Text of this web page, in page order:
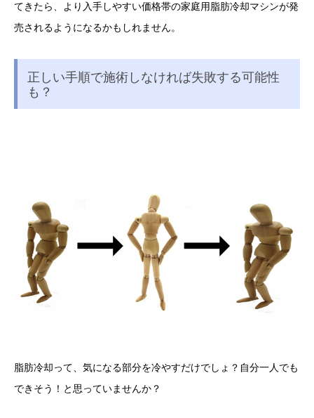
てきたら、より入手しやすい価格帯の家庭用脂肪冷却マシンが発
売されるようになるかもしれません。
正しい手順で施術しなければ失敗する可能性
も？
脂肪冷却って、気になる部分を冷やすだけでしょ？自分一人でも
できそう！と思っていませんか？